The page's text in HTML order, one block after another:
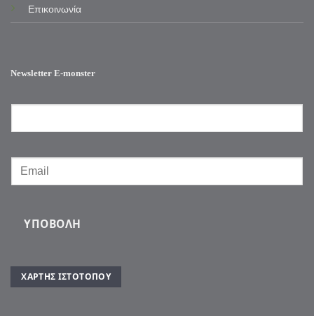
Επικοινωνία
Newsletter E-monster
ΥΠΟΒΟΛΉ
ΧΆΡΤΗΣ ΙΣΤΌΤΟΠΟΥ